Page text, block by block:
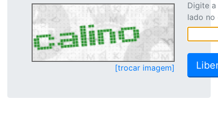
[trocar imagem]
Digite
lado no